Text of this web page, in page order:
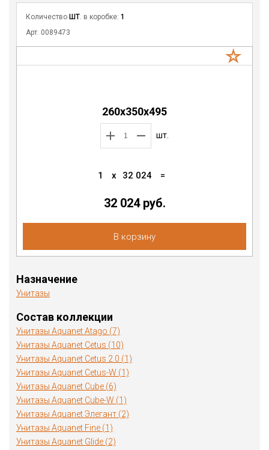
Количество ШТ . в коробке: 1
Арт. 0089473
260х350х495
шт.
1 x 32 024 =
32 024 руб.
В корзину
Назначение
Унитазы
Состав коллекции
Унитазы Aquanet Atago (7)
Унитазы Aquanet Cetus (10)
Унитазы Aquanet Cetus 2.0 (1)
Унитазы Aquanet Cetus-W (1)
Унитазы Aquanet Cube (6)
Унитазы Aquanet Cube-W (1)
Унитазы Aquanet Элегант (2)
Унитазы Aquanet Fine (1)
Унитазы Aquanet Glide (2)